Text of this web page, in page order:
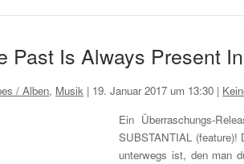
Past Is Always Present
/ Alben, Musik | 19. Januar 2017 um 13:30 |
Ein Überraschungs-
SUBSTANTIAL (feature)!
unterwegs ist, den man